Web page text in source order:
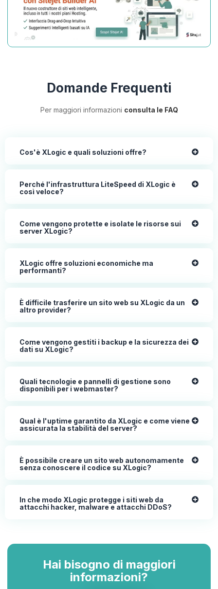
Domande Frequenti
Per maggiori informazioni consulta le FAQ
Cos'è XLogic e quali soluzioni offre?
Perché l'infrastruttura LiteSpeed di XLogic è
così veloce?
Come vengono protette e isolate le risorse sui
server XLogic?
XLogic offre soluzioni economiche ma
performanti?
È difficile trasferire un sito web su XLogic da un
altro provider?
Come vengono gestiti i backup e la sicurezza dei
dati su XLogic?
Quali tecnologie e pannelli di gestione sono
disponibili per i webmaster?
Qual è l'uptime garantito da XLogic e come viene
assicurata la stabilità del server?
È possibile creare un sito web autonomamente
senza conoscere il codice su XLogic?
In che modo XLogic protegge i siti web da
attacchi hacker, malware e attacchi DDoS?
Hai bisogno di maggiori
informazioni?